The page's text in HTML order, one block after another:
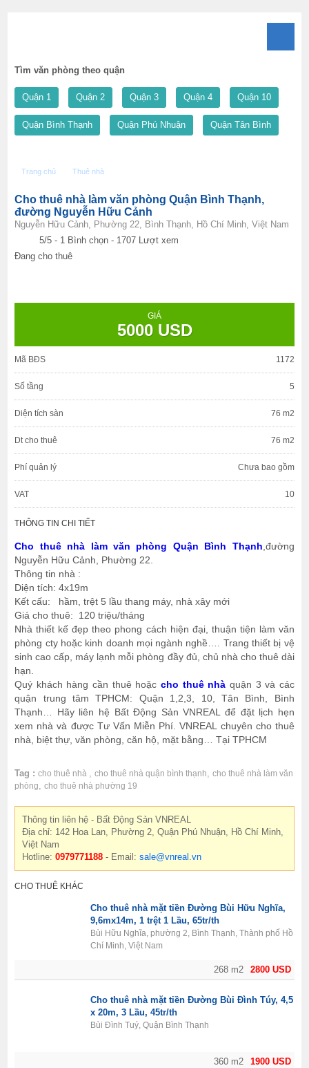
Tìm văn phòng theo quận
Quận 1 Quận 2 Quận 3 Quận 4 Quận 10
Quận Bình Thạnh Quận Phú Nhuận Quận Tân Bình
Trang chủ Thuê nhà
Cho thuê nhà làm văn phòng Quận Bình Thạnh,
đường Nguyễn Hữu Cảnh
Nguyễn Hữu Cảnh, Phường 22, Bình Thạnh, Hồ Chí Minh, Việt Nam
5/5 - 1 Bình chọn - 1707 Lượt xem
Đang cho thuê
GIÁ
5000 USD
Mã BĐS 1172
Số tầng 5
Diện tích sàn 76 m2
Dt cho thuê 76 m2
Phí quản lý Chưa bao gồm
VAT 10
THÔNG TIN CHI TIẾT
Cho thuê nhà làm văn phòng Quận Bình Thạnh ,đường
Nguyễn Hữu Cảnh, Phường 22.
Thông tin nhà :
Diện tích: 4x19m
Kết cấu: hầm, trệt 5 lầu thang máy, nhà xây mới
Giá cho thuê: 120 triệu/tháng
Nhà thiết kế đẹp theo phong cách hiện đại, thuận tiện làm văn
phòng cty hoặc kinh doanh mọi ngành nghề…. Trang thiết bị vệ
sinh cao cấp, máy lạnh mỗi phòng đầy đủ, chủ nhà cho thuê dài
hạn.
Quý khách hàng cần thuê hoặc cho thuê nhà quận 3 và các
quận trung tâm TPHCM: Quận 1,2,3, 10, Tân Bình, Bình
Thạnh… Hãy liên hệ Bất Động Sản VNREAL để đặt lịch hẹn
xem nhà và được Tư Vấn Miễn Phí. VNREAL chuyên cho thuê
nhà, biệt thự, văn phòng, căn hộ, mặt bằng… Tại TPHCM
Tag : cho thuê nhà ,cho thuê nhà quận bình thạnh,cho thuê nhà làm văn
phòng,cho thuê nhà phường 19
Thông tin liên hệ - Bất Động Sản VNREAL
Địa chỉ: 142 Hoa Lan, Phường 2, Quận Phú Nhuận, Hồ Chí Minh,
Việt Nam
Hotline:0979771188 - Email:sale@vnreal.vn
CHO THUÊ KHÁC
2800 USD
268 m2
Cho thuê nhà mặt tiền Đường Bùi Hữu Nghĩa,
9,6mx14m, 1 trệt 1 Lầu, 65tr/th
Bùi Hữu Nghĩa, phường 2, Bình Thạnh, Thành phố Hồ
Chí Minh, Việt Nam
1900 USD
360 m2
Cho thuê nhà mặt tiền Đường Bùi Đình Túy, 4,5
x 20m, 3 Lầu, 45tr/th
Bùi Đình Tuý, Quận Bình Thạnh